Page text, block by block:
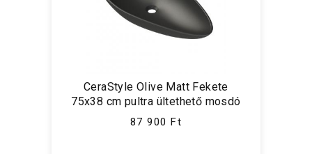
CeraStyle Olive Matt Fekete
75x38 cm pultra ültethető mosdó
87 900 Ft